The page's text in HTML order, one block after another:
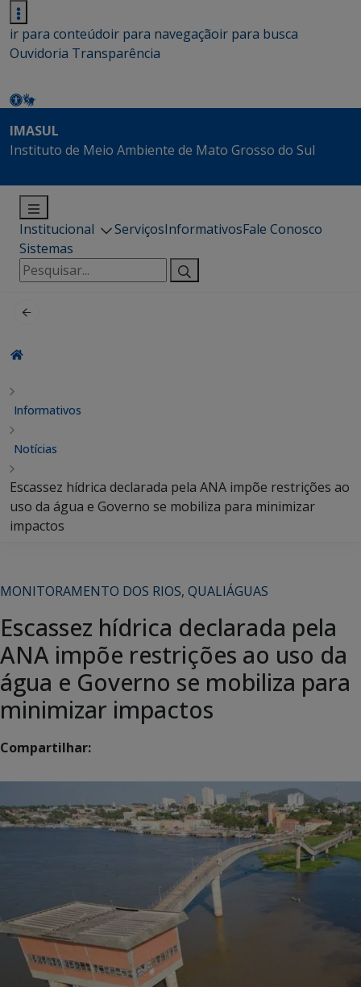
ir para conteúdoir para navegaçãoir para busca
Ouvidoria Transparência
IMASUL
Instituto de Meio Ambiente de Mato Grosso do Sul
Institucional ServiçosInformativosFale Conosco
Sistemas
Pesquisar
por:
Informativos
Notícias
Escassez hídrica declarada pela ANA impõe restrições ao
uso da água e Governo se mobiliza para minimizar
impactos
MONITORAMENTO DOS RIOS, QUALIÁGUAS
Escassez hídrica declarada pela
ANA impõe restrições ao uso da
água e Governo se mobiliza para
minimizar impactos
Compartilhar: